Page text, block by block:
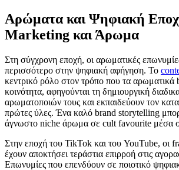
Αρώματα και Ψηφιακή
Marketing και Άρωμα
Στη σύγχρονη εποχή, οι αρωματικές
περισσότερο στην ψηφιακή αφήγηση. Το
κεντρικό ρόλο στον τρόπο που τα αρωματικά
κοινότητα, αφηγούνται τη δημιουργική
αρωματοποιών τους και εκπαιδεύουν τον
πρώτες ύλες. Ένα καλό brand storytelling
άγνωστο niche άρωμα σε cult favourite μέσα
Στην εποχή του TikTok και του YouTube, οι
έχουν αποκτήσει τεράστια επιρροή στις
Επωνυμίες που επενδύουν σε ποιοτικό